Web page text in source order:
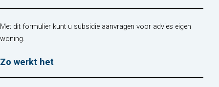
Met dit formulier kunt u subsidie aanvragen voor advies eigen
woning.
Zo werkt het